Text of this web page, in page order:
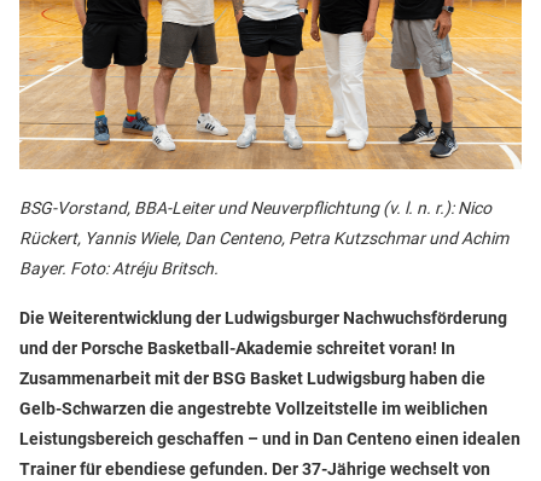
BSG-Vorstand, BBA-Leiter und Neuverpflichtung (v. l. n. r.): Nico
Rückert, Yannis Wiele, Dan Centeno, Petra Kutzschmar und Achim
Bayer. Foto: Atréju Britsch.
Die Weiterentwicklung der Ludwigsburger Nachwuchsförderung
und der Porsche Basketball-Akademie schreitet voran! In
Zusammenarbeit mit der BSG Basket Ludwigsburg haben die
Gelb-Schwarzen die angestrebte Vollzeitstelle im weiblichen
Leistungsbereich geschaffen – und in Dan Centeno einen idealen
Trainer für ebendiese gefunden. Der 37-Jährige wechselt von